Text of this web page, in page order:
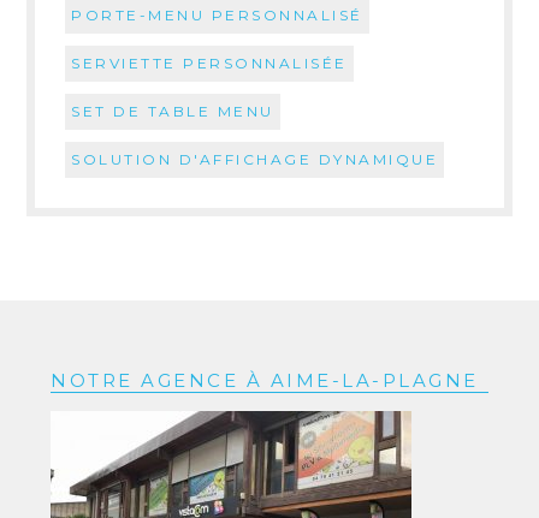
PORTE-MENU PERSONNALISÉ
SERVIETTE PERSONNALISÉE
SET DE TABLE MENU
SOLUTION D'AFFICHAGE DYNAMIQUE
NOTRE AGENCE À AIME-LA-PLAGNE